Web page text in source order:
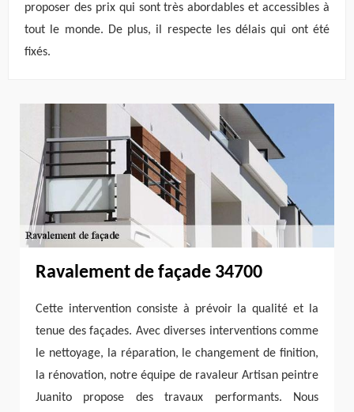
proposer des prix qui sont très abordables et accessibles à
tout le monde. De plus, il respecte les délais qui ont été
fixés.
Ravalement de façade 34700
Cette intervention consiste à prévoir la qualité et la
tenue des façades. Avec diverses interventions comme
le nettoyage, la réparation, le changement de finition,
la rénovation, notre équipe de ravaleur Artisan peintre
Juanito propose des travaux performants. Nous